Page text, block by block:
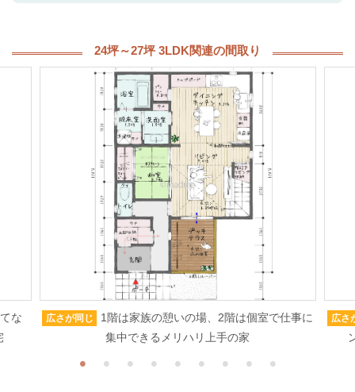
24坪～27坪 3LDK関連の間取り
な
広さが同じ
1階は家族の憩いの場、2階は個室で仕事に
集中できるメリハリ上手の家
広さ